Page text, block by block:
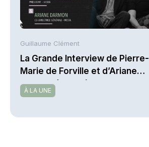
Guillaume Clément
La Grande Interview de Pierre-
Marie de Forville et d’Ariane
Darmon (Ivesta)
À LA UNE